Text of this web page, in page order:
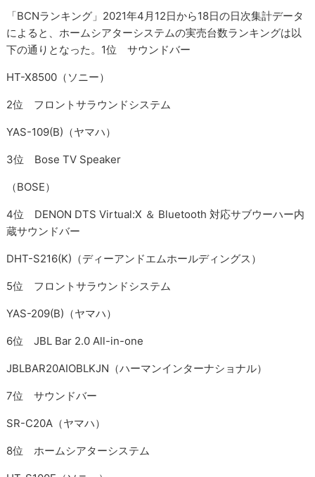
「BCNランキング」2021年4月12日から18日の日次集計データ
によると、ホームシアターシステムの実売台数ランキングは以
下の通りとなった。1位 サウンドバー
HT-X8500（ソニー）
2位 フロントサラウンドシステム
YAS-109(B)（ヤマハ）
3位 Bose TV Speaker
（BOSE）
4位 DENON DTS Virtual:X ＆ Bluetooth 対応サブウーハー内
蔵サウンドバー
DHT-S216(K)（ディーアンドエムホールディングス）
5位 フロントサラウンドシステム
YAS-209(B)（ヤマハ）
6位 JBL Bar 2.0 All-in-one
JBLBAR20AIOBLKJN（ハーマンインターナショナル）
7位 サウンドバー
SR-C20A（ヤマハ）
8位 ホームシアターシステム